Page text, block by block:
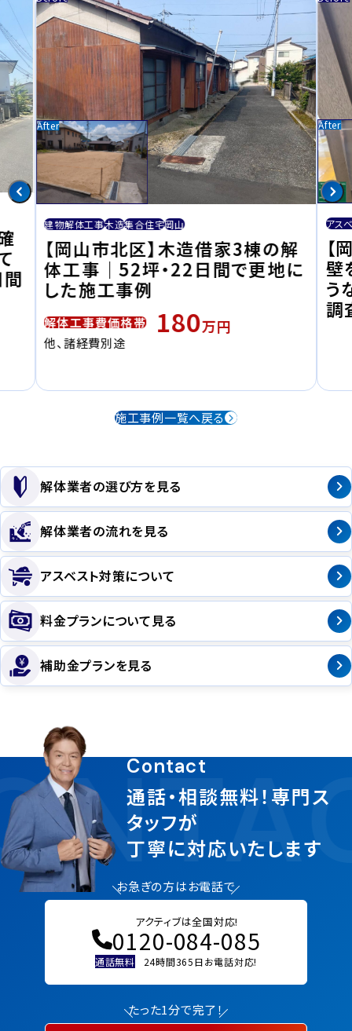
建物解体工事木造集合住宅岡山
【岡山市北区】木造借家3棟の解
体工事｜52坪・22日間で更地に
した施工事例
解体工事費価格帯 180万円
他、諸経費別途
アス
【
壁
う
調
施工事例一覧へ戻る
解体業者の選び方を見る
解体業者の流れを見る
アスベスト対策について
料金プランについて見る
補助金プランを見る
Contact
通話・相談無料！専門ス
タッフが
丁寧に対応いたします
お急ぎの方はお電話で
アクティブは全国対応!
0120-084-085
通話無料 24時間365日お電話対応!
たった1分で完了！